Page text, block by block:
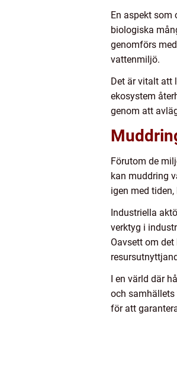
En aspekt
biologiska
genomförs
vattenmiljö.
Det är vitalt att
ekosystem
genom att
Förutom de
kan muddring
igen med
Industriella
verktyg i
Oavsett om
I en värld där
och
för att